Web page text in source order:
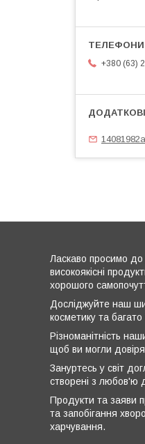
+380 (63)
Ласкаво просимо до
високоякісні
хорошого
Досліджуйте наш
косметику та
Різноманітність
щоб ви могли
Зануртесь у світ
створені з любов'ю
Продукти та заяви
та запобігання
харчування.